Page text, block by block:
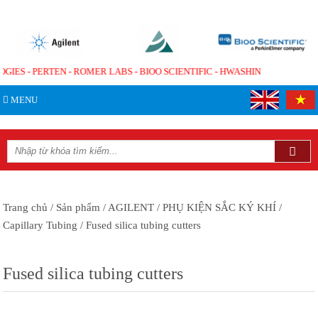
- PERTEN - ROMER LABS - BIOO SCIENTIFIC - HWASHIN
MENU
Trang chủ / Sản phẩm / AGILENT / PHỤ KIỆN SẮC KÝ KHÍ /
Capillary Tubing / Fused silica tubing cutters
Fused silica tubing cutters